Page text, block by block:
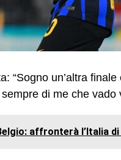
“Sogno un’altra
di me che vado
affronterà l’Italia